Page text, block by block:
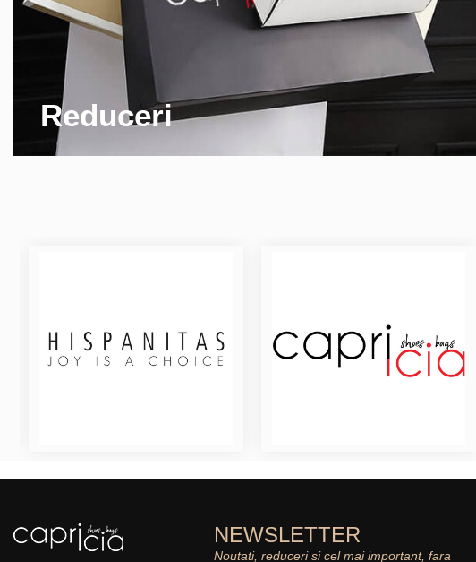
Reduceri
NEWSLETTER
Noutati, reduceri si cel mai important, fara